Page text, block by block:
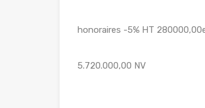
honoraires -5% HT
5.720.000,00 NV